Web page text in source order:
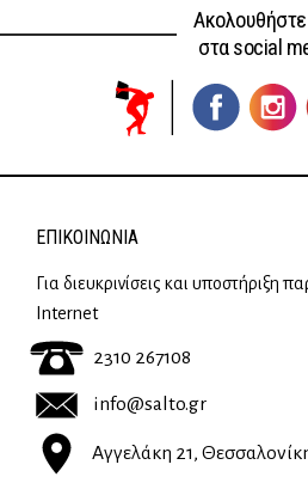
στα social
ΕΠΙΚΟΙΝΩΝΊΑ
Για διευκρινίσεις και υποστήριξη
Internet
2310 267108
info@salto.gr
Αγγελάκη 21,